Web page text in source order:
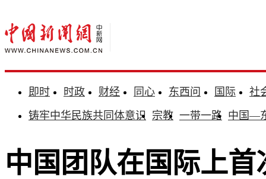
即时 时政 财经 同心 东西问 国际
社
铸牢中华民族共同体意识 宗教 一带一路 中国—
中国团队在国际上